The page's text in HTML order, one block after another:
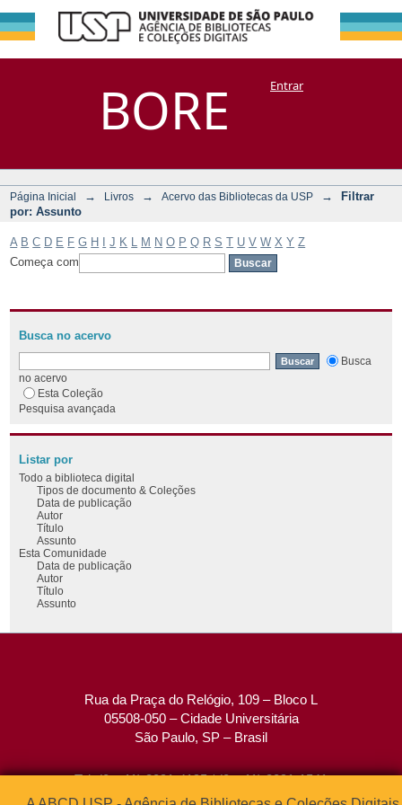
BORE
Filtrar por:
Assunto
DSpace/Manakin + CoriscoEntrar
Página Inicial → Livros → Acervo das Bibliotecas da USP →
Filtrar
por: Assunto
A B C D E F G H J K M N O P Q R S T U V W X Y Z
Começa com
Busca no acervo
Busca
no acervo
Esta Coleção
Pesquisa avançada
Listar por
Todo a biblioteca digital
Tipos de documento & Coleções
Data de publicação
Autor
Título
Assunto
Esta Comunidade
Data de publicação
Autor
Título
Assunto
Rua da Praça do Relógio, 109 – Bloco L
05508-050 – Cidade Universitária
São Paulo, SP – Brasil
Tel: (0xx11) 3091-4195 / (0xx11) 3091-1541
Fax: (0xx11) 3091-1567